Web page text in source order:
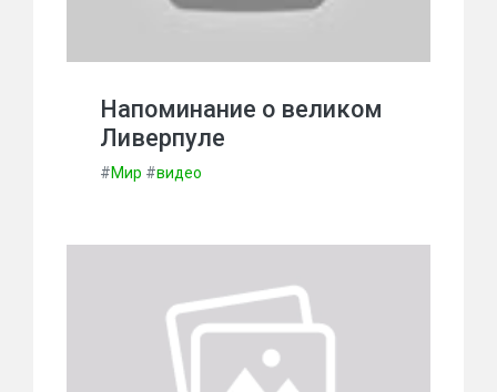
Напоминание о великом
Ливерпуле
#Мир #видео